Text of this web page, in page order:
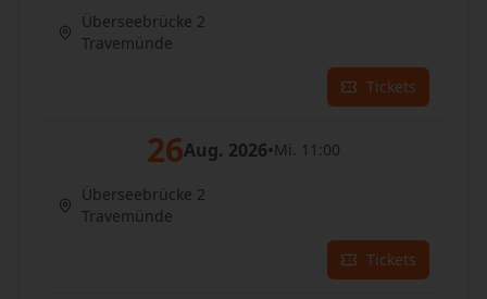
Überseebrücke 2
Travemünde
Tickets
26Aug. 2026•Mi. 11:00
Überseebrücke 2
Travemünde
Tickets